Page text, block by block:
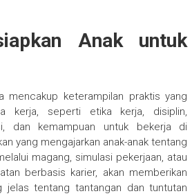
Anak untuk
mencakup keterampilan praktis yang
kerja, seperti etika kerja, disiplin,
dan kemampuan untuk bekerja di
yang mengajarkan anak-anak tentang
magang, simulasi pekerjaan, atau
berbasis karier, akan memberikan
jelas tentang tantangan dan tuntutan